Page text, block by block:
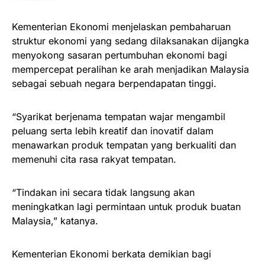
Kementerian Ekonomi menjelaskan pembaharuan
struktur ekonomi yang sedang dilaksanakan dijangka
menyokong sasaran pertumbuhan ekonomi bagi
mempercepat peralihan ke arah menjadikan Malaysia
sebagai sebuah negara berpendapatan tinggi.
“Syarikat berjenama tempatan wajar mengambil
peluang serta lebih kreatif dan inovatif dalam
menawarkan produk tempatan yang berkualiti dan
memenuhi cita rasa rakyat tempatan.
“Tindakan ini secara tidak langsung akan
meningkatkan lagi permintaan untuk produk buatan
Malaysia,” katanya.
Kementerian Ekonomi berkata demikian bagi